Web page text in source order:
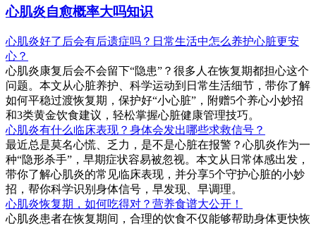
心肌炎自愈概率大吗知识
心肌炎好了后会有后遗症吗？日常生活中怎么养护心脏更安
心？
心肌炎康复后会不会留下“隐患”？很多人在恢复期都担心这个
问题。本文从心脏养护、科学运动到日常生活细节，带你了解
如何平稳过渡恢复期，保护好“小心脏”，附赠5个养心小妙招
和3类黄金饮食建议，轻松掌握心脏健康管理技巧。
心肌炎有什么临床表现？身体会发出哪些求救信号？
最近总是莫名心慌、乏力，是不是心脏在报警？心肌炎作为一
种“隐形杀手”，早期症状容易被忽视。本文从日常体感出发，
带你了解心肌炎的常见临床表现，并分享5个守护心脏的小妙
招，帮你科学识别身体信号，早发现、早调理。
心肌炎恢复期，如何吃得对？营养食谱大公开！
心肌炎患者在恢复期间，合理的饮食不仅能够帮助身体更快恢